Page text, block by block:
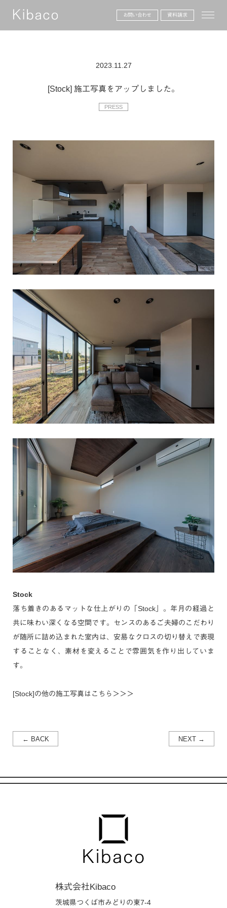
toggle
お問い合わせ 資料請求
2023.11.27
[Stock] 施工写真をアップしました。
PRESS
Stock
落ち着きのあるマットな仕上がりの「Stock」。年月の経過と
共に味わい深くなる空間です。センスのあるご夫婦のこだわり
が随所に詰め込まれた室内は、安易なクロスの切り替えで表現
することなく、素材を変えることで雰囲気を作り出していま
す。
[Stock]の他の施工写真はこちら＞＞＞
← BACK NEXT →
株式会社Kibaco
茨城県つくば市みどりの東7-4